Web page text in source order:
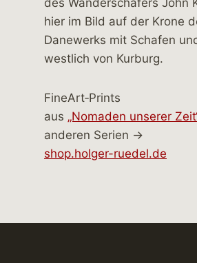
FineArt‑Prints
aus „Nomaden unserer
anderen Serien →
shop.holger-ruedel.de